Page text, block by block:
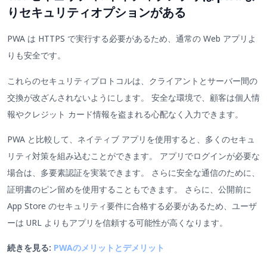
りセキュリティオプションがある
PWA は HTTPS で実行する必要があるため、通常の Web アプリよ
りも安全です。
これらのセキュリティプロトコルは、クライアントとサーバー間の
交換が改ざんされないようにします。 安全な環境で、顧客は個人情
報やクレジット カード情報を盗まれる心配なく入力できます。
PWA と比較して、ネイティブ アプリを使用すると、多くのセキュ
リティ対策を組み込むことができます。 アプリでログインが必要な
場合は、多要素認証を実装できます。 さらに安全な通信のために、
証明書のピン留めを使用することもできます。 さらに、公開前に
App Store のセキュリティ要件に合格する必要があるため、ユーザ
ーは URL よりもアプリを信頼する可能性が高くなります。
続きを見る: PWAのメリットとデメリット